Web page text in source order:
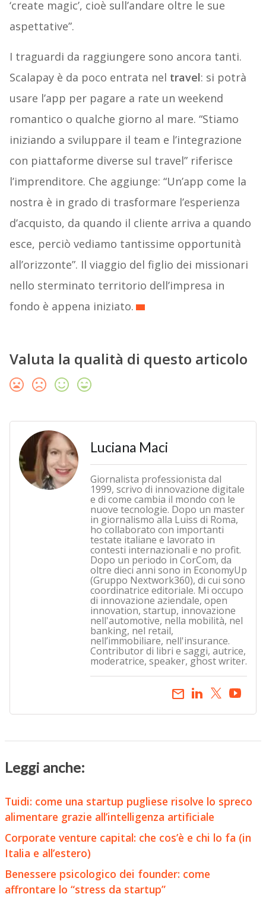
‘create magic’, cioè sull’andare oltre le sue
aspettative”.
I traguardi da raggiungere sono ancora tanti.
Scalapay è da poco entrata nel travel: si potrà
usare l’app per pagare a rate un weekend
romantico o qualche giorno al mare. “Stiamo
iniziando a sviluppare il team e l’integrazione
con piattaforme diverse sul travel” riferisce
l’imprenditore. Che aggiunge: “Un’app come la
nostra è in grado di trasformare l’esperienza
d’acquisto, da quando il cliente arriva a quando
esce, perciò vediamo tantissime opportunità
all’orizzonte”. Il viaggio del figlio dei missionari
nello sterminato territorio dell’impresa in
fondo è appena iniziato.
Valuta la qualità di questo articolo
Luciana Maci
Giornalista professionista dal
1999, scrivo di innovazione digitale
e di come cambia il mondo con le
nuove tecnologie. Dopo un master
in giornalismo alla Luiss di Roma,
ho collaborato con importanti
testate italiane e lavorato in
contesti internazionali e no profit.
Dopo un periodo in CorCom, da
oltre dieci anni sono in EconomyUp
(Gruppo Nextwork360), di cui sono
coordinatrice editoriale. Mi occupo
di innovazione aziendale, open
innovation, startup, innovazione
nell'automotive, nella mobilità, nel
banking, nel retail,
nell’immobiliare, nell'insurance.
Contributor di libri e saggi, autrice,
moderatrice, speaker, ghost writer.
email
Leggi anche:
Tuidi: come una startup pugliese risolve lo spreco
alimentare grazie all’intelligenza artificiale
Corporate venture capital: che cos’è e chi lo fa (in
Italia e all’estero)
Benessere psicologico dei founder: come
affrontare lo “stress da startup”